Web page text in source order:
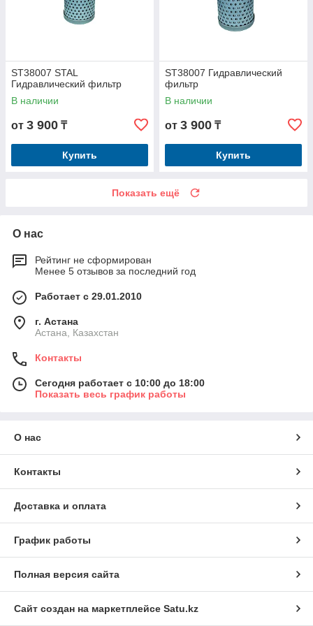
ST38007 STAL
Гидравлический фильтр
В наличии
от 3 900 ₸
Купить
ST38007 Гидравлический
фильтр
В наличии
от 3 900 ₸
Купить
Показать ещё
О нас
Рейтинг не сформирован
Менее 5 отзывов за последний год
Работает с 29.01.2010
г. Астана
Астана, Казахстан
Контакты
Сегодня работает с 10:00 до 18:00
Показать весь график работы
О нас
Контакты
Доставка и оплата
График работы
Полная версия сайта
Сайт создан на маркетплейсе Satu.kz